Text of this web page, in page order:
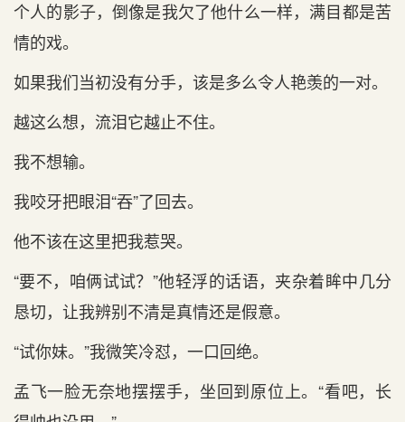
个人的影子，倒像是我欠了他什么一样，满目都是苦
情的戏。
如果我们当初没有分手，该是多么令人艳羡的一对。
越这么想，流泪它越止不住。
我不想输。
我咬牙把眼泪“吞”了回去。
他不该在这里把我惹哭。
“要不，咱俩试试？”他轻浮的话语，夹杂着眸中几分
恳切，让我辨别不清是真情还是假意。
“试你妹。”我微笑冷怼，一口回绝。
孟飞一脸无奈地摆摆手，坐回到原位上。“看吧，长